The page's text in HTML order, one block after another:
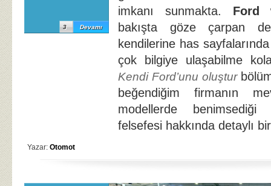
Devamı
3
imkanı sunmakta. Ford
bakışta göze çarpan
kendilerine has
çok bilgiye ulaşabilme
Kendi Ford’unu oluştur
beğendiğim firmanın
modellerde
felsefesi hakkında detaylı
Yazar: Otomot